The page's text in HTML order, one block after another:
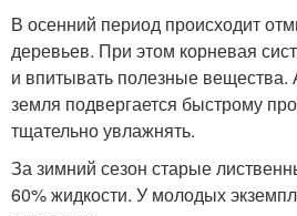
В осенний период происходит
деревьев. При этом корневая
и впитывать полезные вещества.
земля подвергается быстрому
тщательно увлажнять.
За зимний сезон старые
60% жидкости. У молодых